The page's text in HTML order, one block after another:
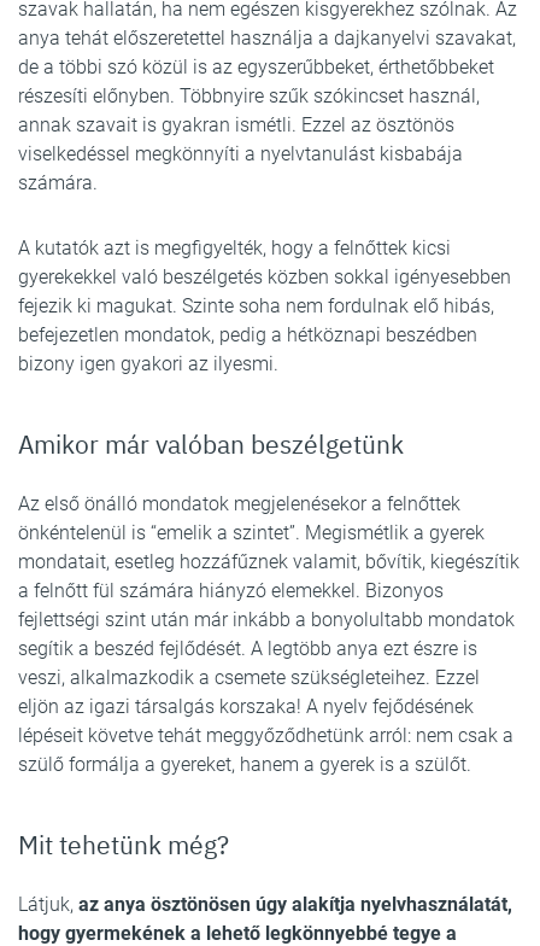
szavak hallatán, ha nem egészen kisgyerekhez szólnak. Az
anya tehát előszeretettel használja a dajkanyelvi szavakat,
de a többi szó közül is az egyszerűbbeket, érthetőbbeket
részesíti előnyben. Többnyire szűk szókincset használ,
annak szavait is gyakran ismétli. Ezzel az ösztönös
viselkedéssel megkönnyíti a nyelvtanulást kisbabája
számára.
A kutatók azt is megfigyelték, hogy a felnőttek kicsi
gyerekekkel való beszélgetés közben sokkal igényesebben
fejezik ki magukat. Szinte soha nem fordulnak elő hibás,
befejezetlen mondatok, pedig a hétköznapi beszédben
bizony igen gyakori az ilyesmi.
Amikor már valóban beszélgetünk
Az első önálló mondatok megjelenésekor a felnőttek
önkéntelenül is “emelik a szintet”. Megismétlik a gyerek
mondatait, esetleg hozzáfűznek valamit, bővítik, kiegészítik
a felnőtt fül számára hiányzó elemekkel. Bizonyos
fejlettségi szint után már inkább a bonyolultabb mondatok
segítik a beszéd fejlődését. A legtöbb anya ezt észre is
veszi, alkalmazkodik a csemete szükségleteihez. Ezzel
eljön az igazi társalgás korszaka! A nyelv fejődésének
lépéseit követve tehát meggyőződhetünk arról: nem csak a
szülő formálja a gyereket, hanem a gyerek is a szülőt.
Mit tehetünk még?
Látjuk, az anya ösztönösen úgy alakítja nyelvhasználatát,
hogy gyermekének a lehető legkönnyebbé tegye a